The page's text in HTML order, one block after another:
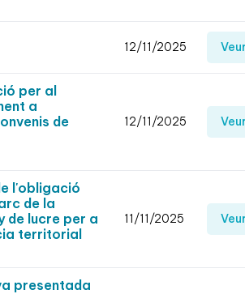
12/11/2025
per al
a
de
12/11/2025
l'obligació
de la
de lucre per a
territorial
11/11/2025
presentada